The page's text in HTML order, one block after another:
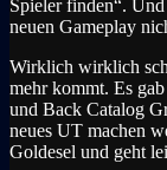
Spieler finden“.
neuen Gameplay
Wirklich wirklich
mehr kommt. Es
und Back Catalog
neues UT machen
Goldesel und geht